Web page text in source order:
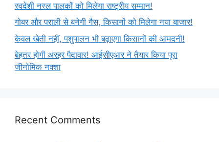
स्वदेशी नस्ल पालकों को मिलेगा राष्ट्रीय सम्मान!
गोबर और पराली से बनेगी गैस, किसानों को मिलेगा नया बाजार!
केवल खेती नहीं, पशुपालन भी बढ़ाएगा किसानों की आमदनी!
बेहतर होगी अरहर पैदावार! आईसीएआर ने तैयार किया पूरा
जीनोमिक नक्शा
Recent Comments